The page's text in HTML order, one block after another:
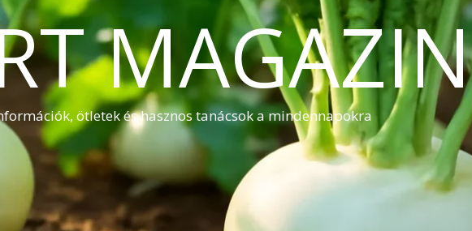
MAGAZIN
ötletek és hasznos tanácsok a mindennapokra